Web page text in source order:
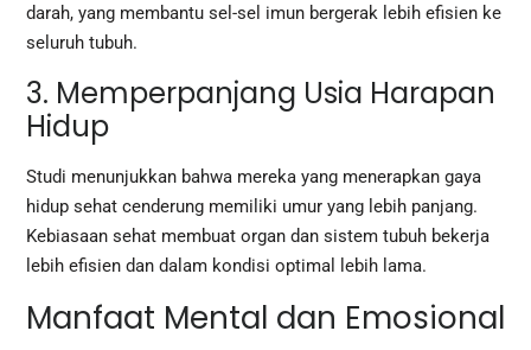
darah, yang membantu sel-sel imun bergerak lebih efisien ke
seluruh tubuh.
3. Memperpanjang Usia Harapan
Hidup
Studi menunjukkan bahwa mereka yang menerapkan gaya
hidup sehat cenderung memiliki umur yang lebih panjang.
Kebiasaan sehat membuat organ dan sistem tubuh bekerja
lebih efisien dan dalam kondisi optimal lebih lama.
Manfaat Mental dan Emosional